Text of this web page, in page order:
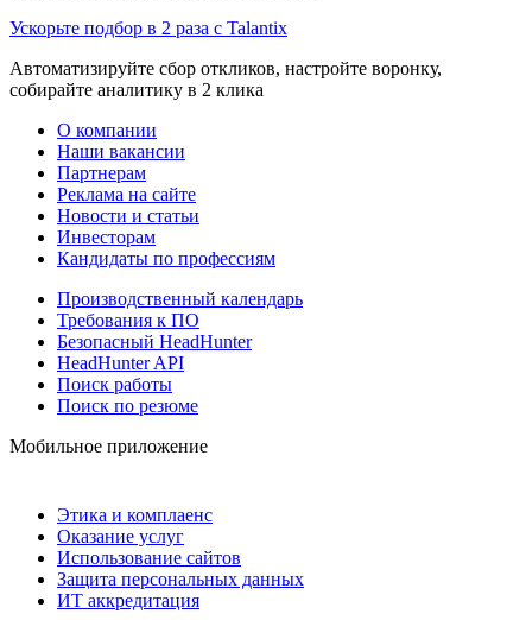
Ускорьте подбор в 2 раза с Talantix
Автоматизируйте сбор откликов, настройте воронку,
собирайте аналитику в 2 клика
О компании
Наши вакансии
Партнерам
Реклама на сайте
Новости и статьи
Инвесторам
Кандидаты по профессиям
Производственный календарь
Требования к ПО
Безопасный HeadHunter
HeadHunter API
Поиск работы
Поиск по резюме
Мобильное приложение
Этика и комплаенс
Оказание услуг
Использование сайтов
Защита персональных данных
ИТ аккредитация